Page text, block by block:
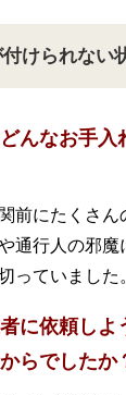
けられない
んなお手入
前にたくさん
通行人の邪魔
っていました
に依頼しよ
らでしたか